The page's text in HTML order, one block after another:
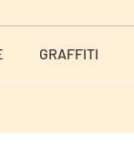
GRAFFITI